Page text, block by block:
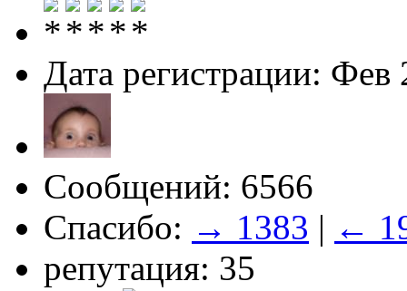
Дата регистрации: Фев
Сообщений: 6566
Спасибо: → 1383 | ←
репутация: 35